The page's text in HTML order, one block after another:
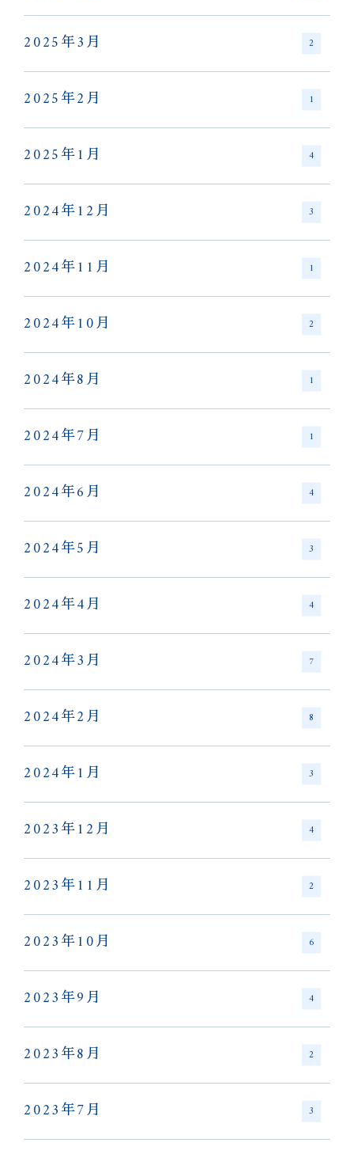
2025年3月 2
2025年2月 1
2025年1月 4
2024年12月 3
2024年11月 1
2024年10月 2
2024年8月 1
2024年7月 1
2024年6月 4
2024年5月 3
2024年4月 4
2024年3月 7
2024年2月 8
2024年1月 3
2023年12月 4
2023年11月 2
2023年10月 6
2023年9月 4
2023年8月 2
2023年7月 3